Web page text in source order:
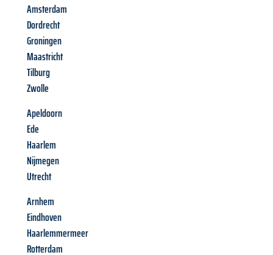
Amsterdam
Dordrecht
Groningen
Maastricht
Tilburg
Zwolle
Apeldoorn
Ede
Haarlem
Nijmegen
Utrecht
Arnhem
Eindhoven
Haarlemmermeer
Rotterdam